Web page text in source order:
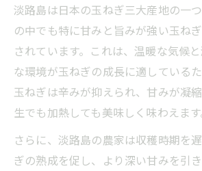
淡路島は日本の玉ねぎ三大産地の一
の中でも特に甘みと旨みが強い玉ね
されています。これは、温暖な気候
な環境が玉ねぎの成長に適している
玉ねぎは辛みが抑えられ、甘みが凝縮
生でも加熱しても美味しく味わえます
さらに、淡路島の農家は収穫時期を
ぎの熟成を促し、より深い甘みを引